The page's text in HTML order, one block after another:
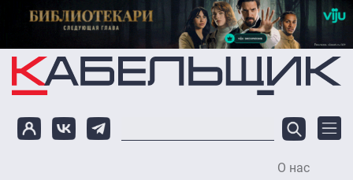
Перейти к основному содержанию
О нас